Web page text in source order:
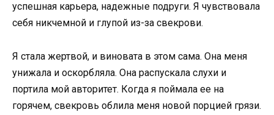
успешная карьера, надежные подруги. Я чувствовала
себя никчемной и глупой из-за свекрови.
Я стала жертвой, и виновата в этом сама. Она меня
унижала и оскорбляла. Она распускала слухи и
портила мой авторитет. Когда я поймала ее на
горячем, свекровь облила меня новой порцией грязи.